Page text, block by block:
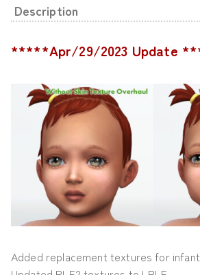
Description
*****Apr/29/2023 Update
Added replacement textures for